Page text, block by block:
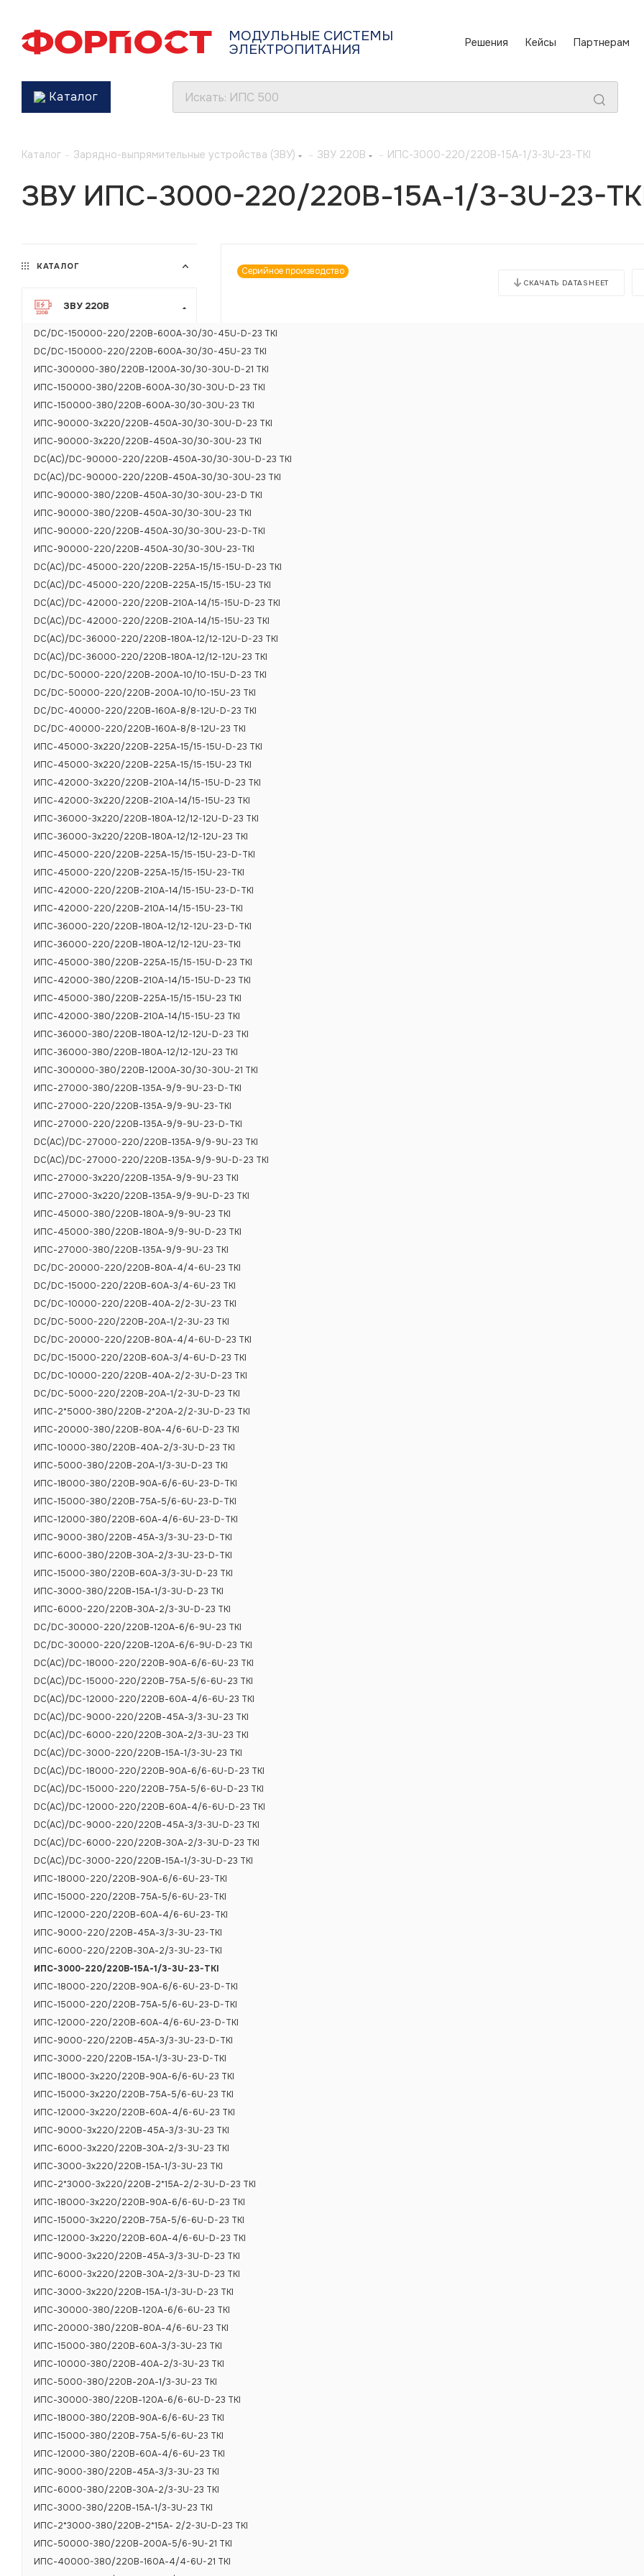
МОДУЛЬНЫЕ СИСТЕМЫ
ЭЛЕКТРОПИТАНИЯ Решения Кейсы Партнерам
Каталог
Каталог - Зарядно-выпрямительные устройства (ЗВУ) - ЗВУ 220В - ИПС-3000-220/220В-15А-1/3-3U-23-TKI
ЗВУ ИПС-3000-220/220В-15А-1/3-3U-23-
Серийное производство
СКАЧАТЬ DATASHEET
ХАРАКТЕРИСТИКИ
Диапазон входного напряжения, В
Число фаз
Диапазон температуры окружающей среды при транспортировке и хранении, °С
Относительная влажность воздуха, %
Исполнение
КАТАЛОГ
ЗВУ 220В
DC/DC-150000-220/220В-600А-30/30-45U-D-23 TKI
DC/DC-150000-220/220В-600А-30/30-45U-23 TKI
ИПС-300000-380/220В-1200А-30/30-30U-D-21 TKI
ИПС-150000-380/220В-600А-30/30-30U-D-23 TKI
ИПС-150000-380/220В-600А-30/30-30U-23 TKI
ИПС-90000-3х220/220В-450А-30/30-30U-D-23 TKI
ИПС-90000-3х220/220В-450А-30/30-30U-23 TKI
DC(AC)/DC-90000-220/220В-450А-30/30-30U-D-23 TKI
DC(AC)/DC-90000-220/220В-450А-30/30-30U-23 TKI
ИПС-90000-380/220В-450А-30/30-30U-23-D TKI
ИПС-90000-380/220В-450А-30/30-30U-23 TKI
ИПС-90000-220/220В-450А-30/30-30U-23-D-TKI
ИПС-90000-220/220В-450А-30/30-30U-23-TKI
DC(AC)/DC-45000-220/220В-225А-15/15-15U-D-23 TKI
DC(AC)/DC-45000-220/220В-225А-15/15-15U-23 TKI
DC(AC)/DC-42000-220/220В-210А-14/15-15U-D-23 TKI
DC(AC)/DC-42000-220/220В-210А-14/15-15U-23 TKI
DC(AC)/DC-36000-220/220В-180А-12/12-12U-D-23 TKI
DC(AC)/DC-36000-220/220В-180А-12/12-12U-23 TKI
DC/DC-50000-220/220В-200А-10/10-15U-D-23 TKI
DC/DC-50000-220/220В-200А-10/10-15U-23 TKI
DC/DC-40000-220/220В-160А-8/8-12U-D-23 TKI
DC/DC-40000-220/220В-160А-8/8-12U-23 TKI
ИПС-45000-3х220/220В-225А-15/15-15U-D-23 TKI
ИПС-45000-3х220/220В-225А-15/15-15U-23 TKI
ИПС-42000-3х220/220В-210А-14/15-15U-D-23 TKI
ИПС-42000-3х220/220В-210А-14/15-15U-23 TKI
ИПС-36000-3х220/220В-180А-12/12-12U-D-23 TKI
ИПС-36000-3х220/220В-180А-12/12-12U-23 TKI
ИПС-45000-220/220В-225А-15/15-15U-23-D-TKI
ИПС-45000-220/220В-225А-15/15-15U-23-TKI
ИПС-42000-220/220В-210А-14/15-15U-23-D-TKI
ИПС-42000-220/220В-210А-14/15-15U-23-TKI
ИПС-36000-220/220В-180А-12/12-12U-23-D-TKI
ИПС-36000-220/220В-180А-12/12-12U-23-TKI
ИПС-45000-380/220В-225А-15/15-15U-D-23 TKI
ИПС-42000-380/220В-210А-14/15-15U-D-23 TKI
ИПС-45000-380/220В-225А-15/15-15U-23 TKI
ИПС-42000-380/220В-210А-14/15-15U-23 TKI
ИПС-36000-380/220В-180А-12/12-12U-D-23 TKI
ИПС-36000-380/220В-180А-12/12-12U-23 TKI
ИПС-300000-380/220В-1200А-30/30-30U-21 TKI
ИПС-27000-380/220В-135А-9/9-9U-23-D-TKI
ИПС-27000-220/220В-135А-9/9-9U-23-TKI
ИПС-27000-220/220В-135А-9/9-9U-23-D-TKI
DC(AC)/DC-27000-220/220В-135А-9/9-9U-23 TKI
DC(AC)/DC-27000-220/220В-135А-9/9-9U-D-23 TKI
ИПС-27000-3х220/220В-135А-9/9-9U-23 TKI
ИПС-27000-3х220/220В-135А-9/9-9U-D-23 TKI
ИПС-45000-380/220В-180А-9/9-9U-23 TKI
ИПС-45000-380/220В-180А-9/9-9U-D-23 TKI
ИПС-27000-380/220В-135А-9/9-9U-23 TKI
DC/DC-20000-220/220В-80А-4/4-6U-23 TKI
DC/DC-15000-220/220В-60А-3/4-6U-23 TKI
DC/DC-10000-220/220В-40А-2/2-3U-23 TKI
DC/DC-5000-220/220В-20А-1/2-3U-23 TKI
DC/DC-20000-220/220В-80А-4/4-6U-D-23 TKI
DC/DC-15000-220/220В-60А-3/4-6U-D-23 TKI
DC/DC-10000-220/220В-40А-2/2-3U-D-23 TKI
DC/DC-5000-220/220В-20А-1/2-3U-D-23 TKI
ИПС-2*5000-380/220В-2*20А-2/2-3U-D-23 TKI
ИПС-20000-380/220В-80А-4/6-6U-D-23 TKI
ИПС-10000-380/220В-40А-2/3-3U-D-23 TKI
ИПС-5000-380/220В-20А-1/3-3U-D-23 TKI
ИПС-18000-380/220В-90А-6/6-6U-23-D-TKI
ИПС-15000-380/220В-75А-5/6-6U-23-D-TKI
ИПС-12000-380/220В-60А-4/6-6U-23-D-TKI
ИПС-9000-380/220В-45А-3/3-3U-23-D-TKI
ИПС-6000-380/220В-30А-2/3-3U-23-D-TKI
ИПС-15000-380/220В-60А-3/3-3U-D-23 ТКI
ИПС-3000-380/220В-15А-1/3-3U-D-23 ТКI
ИПС-6000-220/220В-30А-2/3-3U-D-23 ТКI
DC/DC-30000-220/220В-120А-6/6-9U-23 TKI
DC/DC-30000-220/220В-120А-6/6-9U-D-23 TKI
DC(AC)/DC-18000-220/220В-90А-6/6-6U-23 TKI
DC(AC)/DC-15000-220/220В-75А-5/6-6U-23 TKI
DC(AC)/DC-12000-220/220В-60А-4/6-6U-23 TKI
DC(AC)/DC-9000-220/220В-45А-3/3-3U-23 TKI
DC(AC)/DC-6000-220/220В-30А-2/3-3U-23 TKI
DC(AC)/DC-3000-220/220В-15А-1/3-3U-23 TKI
DC(AC)/DC-18000-220/220В-90А-6/6-6U-D-23 TKI
DC(AC)/DC-15000-220/220В-75А-5/6-6U-D-23 TKI
DC(AC)/DC-12000-220/220В-60А-4/6-6U-D-23 TKI
DC(AC)/DC-9000-220/220В-45А-3/3-3U-D-23 TKI
DC(AC)/DC-6000-220/220В-30А-2/3-3U-D-23 TKI
DC(AC)/DC-3000-220/220В-15А-1/3-3U-D-23 TKI
ИПС-18000-220/220В-90А-6/6-6U-23-TKI
ИПС-15000-220/220В-75А-5/6-6U-23-TKI
ИПС-12000-220/220В-60А-4/6-6U-23-TKI
ИПС-9000-220/220В-45А-3/3-3U-23-TKI
ИПС-6000-220/220В-30А-2/3-3U-23-TKI
ИПС-3000-220/220В-15А-1/3-3U-23-TKI
ИПС-18000-220/220В-90А-6/6-6U-23-D-TKI
ИПС-15000-220/220В-75А-5/6-6U-23-D-TKI
ИПС-12000-220/220В-60А-4/6-6U-23-D-TKI
ИПС-9000-220/220В-45А-3/3-3U-23-D-TKI
ИПС-3000-220/220В-15А-1/3-3U-23-D-TKI
ИПС-18000-3х220/220В-90А-6/6-6U-23 TKI
ИПС-15000-3х220/220В-75А-5/6-6U-23 TKI
ИПС-12000-3х220/220В-60А-4/6-6U-23 TKI
ИПС-9000-3х220/220В-45А-3/3-3U-23 TKI
ИПС-6000-3х220/220В-30А-2/3-3U-23 TKI
ИПС-3000-3х220/220В-15А-1/3-3U-23 TKI
ИПС-2*3000-3х220/220В-2*15А-2/2-3U-D-23 TKI
ИПС-18000-3х220/220В-90А-6/6-6U-D-23 TKI
ИПС-15000-3х220/220В-75А-5/6-6U-D-23 TKI
ИПС-12000-3х220/220В-60А-4/6-6U-D-23 TKI
ИПС-9000-3х220/220В-45А-3/3-3U-D-23 TKI
ИПС-6000-3х220/220В-30А-2/3-3U-D-23 TKI
ИПС-3000-3х220/220В-15А-1/3-3U-D-23 TKI
ИПС-30000-380/220В-120А-6/6-6U-23 TKI
ИПС-20000-380/220В-80А-4/6-6U-23 TKI
ИПС-15000-380/220В-60А-3/3-3U-23 TKI
ИПС-10000-380/220В-40А-2/3-3U-23 TKI
ИПС-5000-380/220В-20А-1/3-3U-23 TKI
ИПС-30000-380/220В-120А-6/6-6U-D-23 TKI
ИПС-18000-380/220В-90А-6/6-6U-23 TKI
ИПС-15000-380/220В-75А-5/6-6U-23 TKI
ИПС-12000-380/220В-60А-4/6-6U-23 TKI
ИПС-9000-380/220В-45А-3/3-3U-23 TKI
ИПС-6000-380/220В-30А-2/3-3U-23 TKI
ИПС-3000-380/220В-15А-1/3-3U-23 TKI
ИПС-2*3000-380/220В-2*15А- 2/2-3U-D-23 TKI
ИПС-50000-380/220В-200А-5/6-9U-21 TKI
ИПС-40000-380/220В-160А-4/4-6U-21 TKI